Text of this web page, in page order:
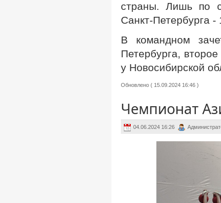
страны. Лишь по
Санкт-Петербурга
В командном
Петербурга,
у Новосибирской
Обновлено ( 15.09.2024 16:46 )
Чемпионат
04.06.2024 16:26